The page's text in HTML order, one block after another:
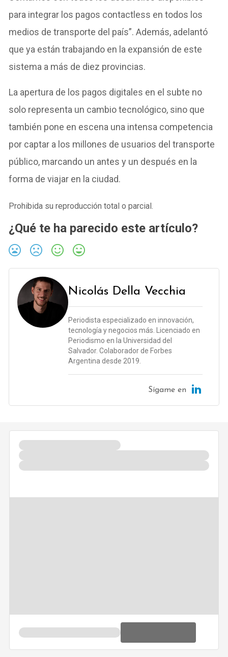
para integrar los pagos contactless en todos los
medios de transporte del país”. Además, adelantó
que ya están trabajando en la expansión de este
sistema a más de diez provincias.
La apertura de los pagos digitales en el subte no
solo representa un cambio tecnológico, sino que
también pone en escena una intensa competencia
por captar a los millones de usuarios del transporte
público, marcando un antes y un después en la
forma de viajar en la ciudad.
Prohibida su reproducción total o parcial.
¿Qué te ha parecido este artículo?
Nicolás Della Vecchia
Periodista especializado en innovación,
tecnología y negocios más. Licenciado en
Periodismo en la Universidad del
Salvador. Colaborador de Forbes
Argentina desde 2019.
Sígame en